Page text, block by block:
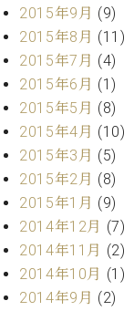
2015年9月 (9)
2015年8月 (11)
2015年7月 (4)
2015年6月 (1)
2015年5月 (8)
2015年4月 (10)
2015年3月 (5)
2015年2月 (8)
2015年1月 (9)
2014年12月 (7)
2014年11月 (2)
2014年10月 (1)
2014年9月 (2)